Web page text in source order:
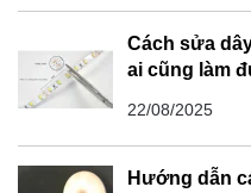
Cách sửa
ai cũng làm
22/08/2025
Hướng dẫn